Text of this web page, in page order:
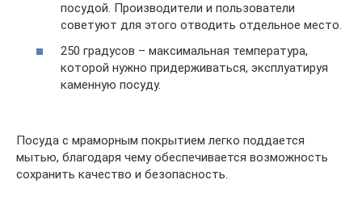
посудой. Производители и пользователи
советуют для этого отводить отдельное место.
250 градусов – максимальная температура,
которой нужно придерживаться, эксплуатируя
каменную посуду.
Посуда с мраморным покрытием легко поддается
мытью, благодаря чему обеспечивается возможность
сохранить качество и безопасность.